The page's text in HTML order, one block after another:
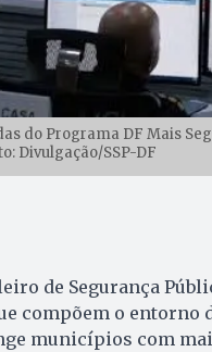
do Programa DF Mais
Divulgação/SSP-DF
de Segurança
compõem o entorno
municípios com